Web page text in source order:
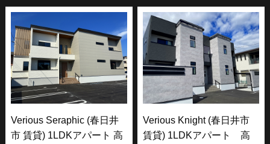
Verious Seraphic (春日井
市 賃貸) 1LDKアパート 高
Verious Knight (春日井市
賃貸) 1LDKアパート 高